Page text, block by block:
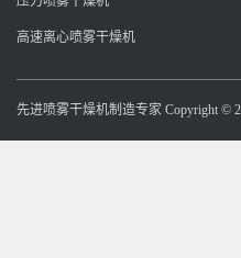
高速离心喷雾干燥机
先进喷雾干燥机制造专家 Copyright ©